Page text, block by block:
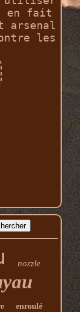
en fait
arsenal
les
nozzle
enroulé